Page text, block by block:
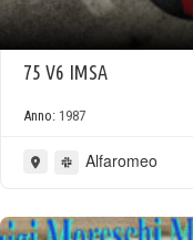
75 V6 IMSA
Anno: 1987
Alfaromeo